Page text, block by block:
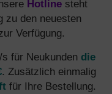
Hotline steht
zu den neuesten
Verfügung.
für Neukunden die
. Zusätzlich einmalig
für Ihre Bestellung.